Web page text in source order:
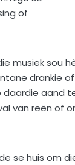
of
musiek sou
drankie of
daardie aand
van reën of
se huis om